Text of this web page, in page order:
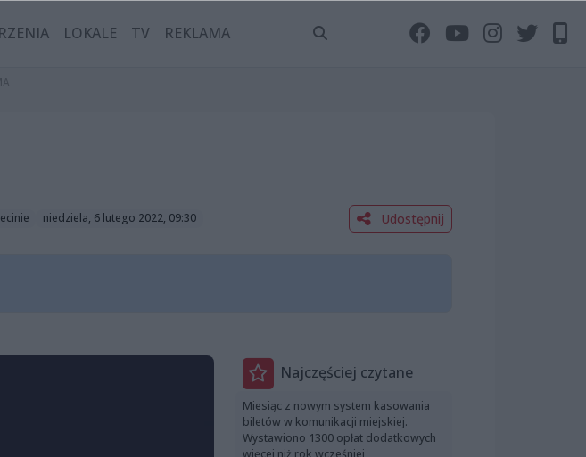
LOKALE TV REKLAMA
niedziela, 6 lutego 2022, 09:30 Udostępnij
Najczęściej czytane
Miesiąc z nowym system kasowania
biletów w komunikacji miejskiej.
Wystawiono 1300 opłat dodatkowych
więcej niż rok wcześniej